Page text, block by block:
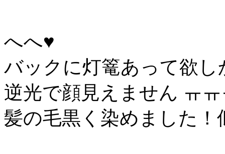
へへ♥
バックに灯篭あって欲し
逆光で顔見えません ㅠ
髪の毛黒く染めました！